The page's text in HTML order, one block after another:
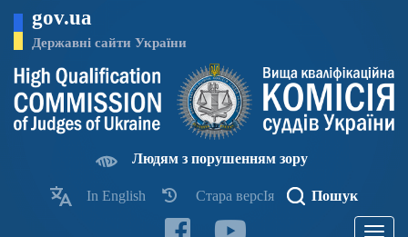
основного
матеріалу
gov.ua
Державні сайти України
Людям з порушенням зору
In English Стара версІя Пошук
Toggle